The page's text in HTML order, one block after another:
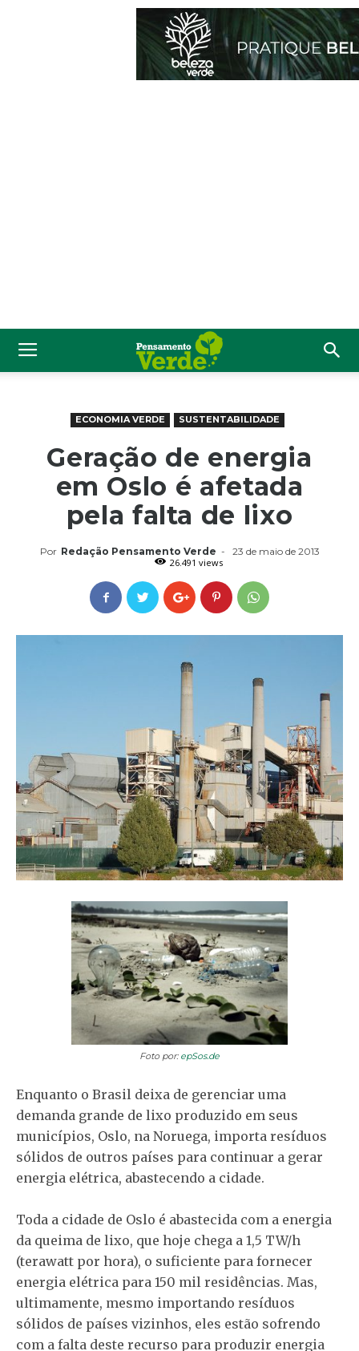
ECONOMIA VERDE SUSTENTABILIDADE
Geração de energia
em Oslo é afetada
pela falta de lixo
Por Redação Pensamento Verde -
23 de maio de 2013
26.491 views
Foto por: epSos.de
Enquanto o Brasil deixa de gerenciar uma
demanda grande de lixo produzido em seus
municípios, Oslo, na Noruega, importa resíduos
sólidos de outros países para continuar a gerar
energia elétrica, abastecendo a cidade.
Toda a cidade de Oslo é abastecida com a energia
da queima de lixo, que hoje chega a 1,5 TW/h
(terawatt por hora), o suficiente para fornecer
energia elétrica para 150 mil residências. Mas,
ultimamente, mesmo importando resíduos
sólidos de países vizinhos, eles estão sofrendo
com a falta deste recurso para produzir energia